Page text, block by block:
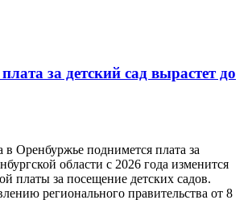
за детский сад вырастет до
в Оренбуржье поднимется плата за
области с 2026 года изменится
платы за посещение детских садов.
регионального правительства от 8